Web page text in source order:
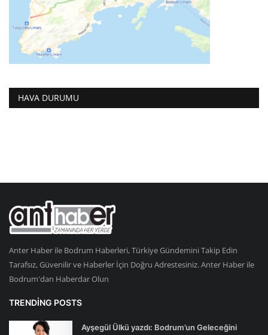
HAVA DURUMU
Anter Haber ile Bodrum Haberleri, Türkiye Gündemini Takip Edin
Tarafsız, Güvenilir ve Haberler İçin Doğru Adrestesiniz. Anter Haber ile
Bodrum'dan Haberdar Olun
TRENDING POSTS
Ayşegül Ülkü yazdı: Bodrum’un Geleceğini